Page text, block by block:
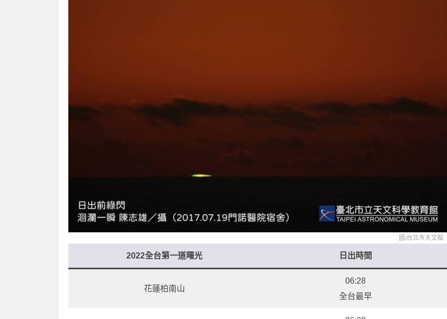
圖/台北市天文館
2022全台第一道曙光 日出時間
花蓮柏南山
06:28
全台最早